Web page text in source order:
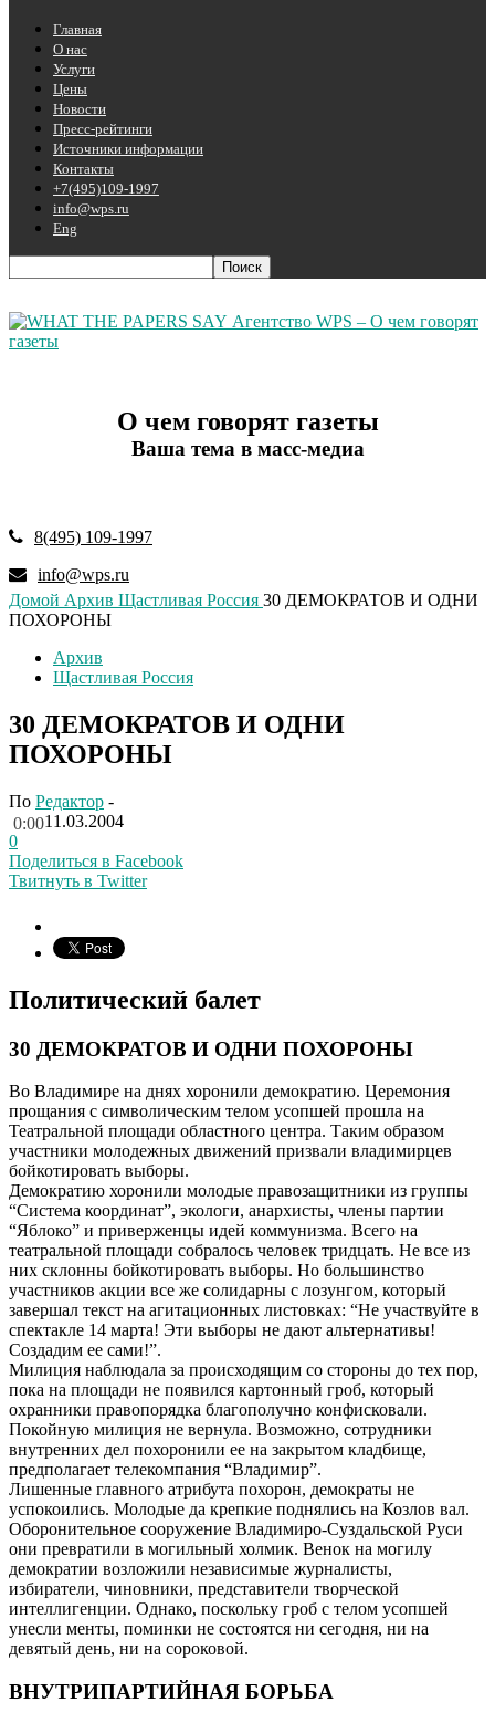
Главная
О нас
Услуги
Цены
Новости
Пресс-рейтинги
Источники информации
Контакты
+7(495)109-1997
info@wps.ru
Eng
Агентство WPS – О чем говорят
газеты
О чем говорят газеты
Ваша тема в масс-медиа
8(495) 109-1997
info@wps.ru
Домой Архив Щастливая Россия 30 ДЕМОКРАТОВ И ОДНИ
ПОХОРОНЫ
Архив
Щастливая Россия
30 ДЕМОКРАТОВ И ОДНИ
ПОХОРОНЫ
По Редактор -
11.03.2004
0:00
0
Поделиться в Facebook
Твитнуть в Twitter
Политический балет
30 ДЕМОКРАТОВ И ОДНИ ПОХОРОНЫ
Во Владимире на днях хоронили демократию. Церемония
прощания с символическим телом усопшей прошла на
Театральной площади областного центра. Таким образом
участники молодежных движений призвали владимирцев
бойкотировать выборы.
Демократию хоронили молодые правозащитники из группы
“Система координат”, экологи, анархисты, члены партии
“Яблоко” и приверженцы идей коммунизма. Всего на
театральной площади собралось человек тридцать. Не все из
них склонны бойкотировать выборы. Но большинство
участников акции все же солидарны с лозунгом, который
завершал текст на агитационных листовках: “Не участвуйте в
спектакле 14 марта! Эти выборы не дают альтернативы!
Создадим ее сами!”.
Милиция наблюдала за происходящим со стороны до тех пор,
пока на площади не появился картонный гроб, который
охранники правопорядка благополучно конфисковали.
Покойную милиция не вернула. Возможно, сотрудники
внутренних дел похоронили ее на закрытом кладбище,
предполагает телекомпания “Владимир”.
Лишенные главного атрибута похорон, демократы не
успокоились. Молодые да крепкие поднялись на Козлов вал.
Оборонительное сооружение Владимиро-Суздальской Руси
они превратили в могильный холмик. Венок на могилу
демократии возложили независимые журналисты,
избиратели, чиновники, представители творческой
интеллигенции. Однако, поскольку гроб с телом усопшей
унесли менты, поминки не состоятся ни сегодня, ни на
девятый день, ни на сороковой.
ВНУТРИПАРТИЙНАЯ БОРЬБА